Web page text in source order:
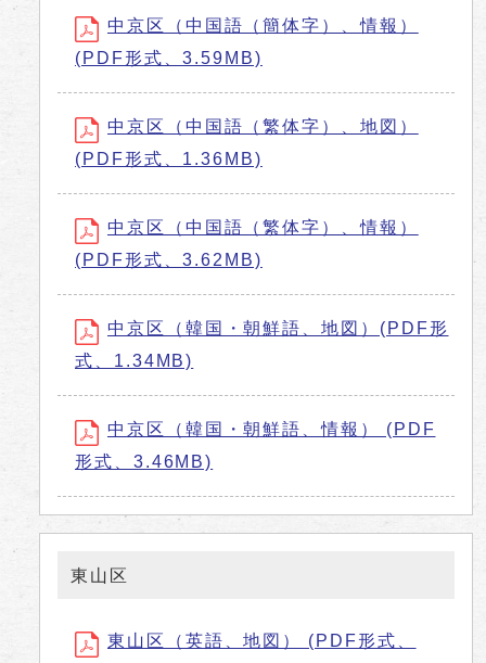
中京区（中国語（簡体字）、情報）
(PDF形式、3.59MB)
中京区（中国語（繁体字）、地図）
(PDF形式、1.36MB)
中京区（中国語（繁体字）、情報）
(PDF形式、3.62MB)
中京区（韓国・朝鮮語、地図）(PDF形
式、1.34MB)
中京区（韓国・朝鮮語、情報） (PDF
形式、3.46MB)
東山区
東山区（英語、地図） (PDF形式、